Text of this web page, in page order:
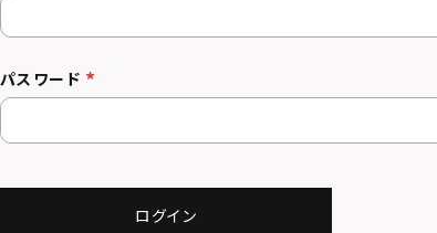
パスワード
ログイン